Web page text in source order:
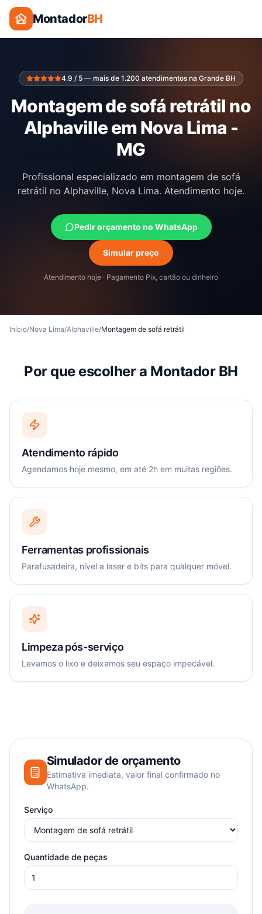
MontadorBH
4.9 / 5 — mais de 1.200 atendimentos na Grande BH
Montagem de sofá retrátil no
Alphaville em Nova Lima -
MG
Profissional especializado em montagem de sofá
retrátil no Alphaville, Nova Lima. Atendimento hoje.
Pedir orçamento no WhatsApp
Simular preço
Atendimento hoje · Pagamento Pix, cartão ou dinheiro
Início/Nova Lima/Alphaville/Montagem de sofá retrátil
Por que escolher a Montador BH
Atendimento rápido
Agendamos hoje mesmo, em até 2h em muitas regiões.
Ferramentas profissionais
Parafusadeira, nível a laser e bits para qualquer móvel.
Limpeza pós-serviço
Levamos o lixo e deixamos seu espaço impecável.
Simulador de orçamento
Estimativa imediata, valor final confirmado no
WhatsApp.
Serviço
Quantidade de peças